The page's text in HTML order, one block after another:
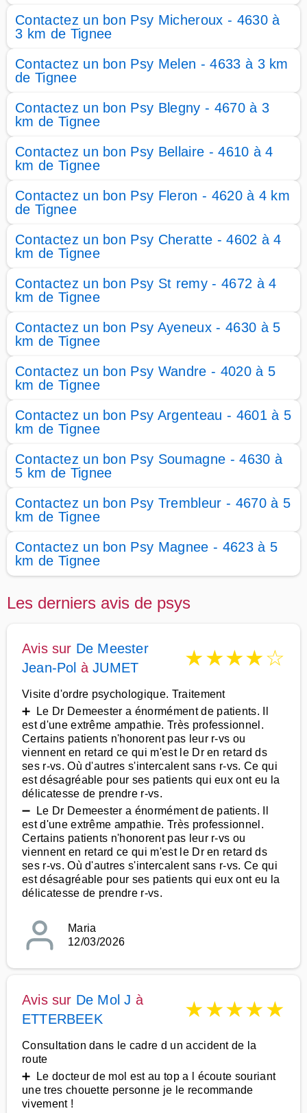
Contactez un bon Psy Micheroux - 4630 à
3 km de Tignee
Contactez un bon Psy Melen - 4633 à 3 km
de Tignee
Contactez un bon Psy Blegny - 4670 à 3
km de Tignee
Contactez un bon Psy Bellaire - 4610 à 4
km de Tignee
Contactez un bon Psy Fleron - 4620 à 4 km
de Tignee
Contactez un bon Psy Cheratte - 4602 à 4
km de Tignee
Contactez un bon Psy St remy - 4672 à 4
km de Tignee
Contactez un bon Psy Ayeneux - 4630 à 5
km de Tignee
Contactez un bon Psy Wandre - 4020 à 5
km de Tignee
Contactez un bon Psy Argenteau - 4601 à 5
km de Tignee
Contactez un bon Psy Soumagne - 4630 à
5 km de Tignee
Contactez un bon Psy Trembleur - 4670 à 5
km de Tignee
Contactez un bon Psy Magnee - 4623 à 5
km de Tignee
Les derniers avis de psys
Avis sur De Meester
Jean-Pol àJUMET ★★★★☆
Visite d'ordre psychologique. Traitement
➕ Le Dr Demeester a énormément de patients. Il
est d'une extrême ampathie. Très professionnel.
Certains patients n'honorent pas leur r-vs ou
viennent en retard ce qui m'est le Dr en retard ds
ses r-vs. Où d'autres s'intercalent sans r-vs. Ce qui
est désagréable pour ses patients qui eux ont eu la
délicatesse de prendre r-vs.
➖ Le Dr Demeester a énormément de patients. Il
est d'une extrême ampathie. Très professionnel.
Certains patients n'honorent pas leur r-vs ou
viennent en retard ce qui m'est le Dr en retard ds
ses r-vs. Où d'autres s'intercalent sans r-vs. Ce qui
est désagréable pour ses patients qui eux ont eu la
délicatesse de prendre r-vs.
Maria
12/03/2026
Avis sur De Mol J à
ETTERBEEK
★★★★★
Consultation dans le cadre d un accident de la
route
➕ Le docteur de mol est au top a l écoute souriant
une tres chouette personne je le recommande
vivement !